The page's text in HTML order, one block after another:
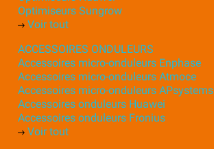
Optimiseurs Sungrow
Voir tout
ACCESSOIRES ONDULEURS
Accessoires micro-onduleurs Enphase
Accessoires micro-onduleurs Atmoce
Accessoires micro-onduleurs APsystems
Accessoires onduleurs Huawei
Accessoires onduleurs Fronius
Voir tout